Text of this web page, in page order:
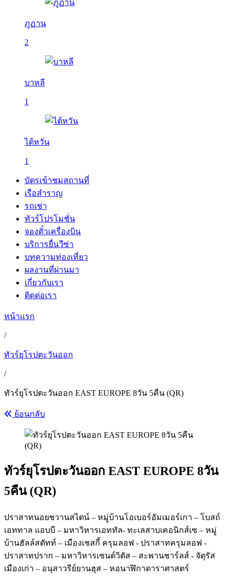
ภูฏาน
2
บาหลี
1
ไต้หวัน
1
บัตรเข้าชมสถานที่
เรือสำราญ
รถเช่า
ทัวร์โปรโมชั่น
จองตั๋วเครื่องบิน
บริการยื่นวีซ่า
บทความท่องเที่ยว
ผลงานที่ผ่านมา
เกี่ยวกับเรา
ติดต่อเรา
หน้าแรก
/
ทัวร์ยุโรปตะวันออก
/
ทัวร์ยุโรปตะวันออก EAST EUROPE 8วัน 5คืน (QR)
ย้อนกลับ
ทัวร์ยุโรปตะวันออก EAST EUROPE 8วัน
5คืน (QR)
ปราสาทนอยชวานสไตน์ – หมู่บ้านโอเบอร์อัมเมอร์เกา – โบสถ์
เอททาล แอบบี – มหาวิหารเอททัล- ทะเลสาบเคอนิกส์เซ – หมู่
บ้านฮัลล์สตัทท์ – เมืองเชสกี้ ครุมลอฟ - ปราสาทครุมลอฟ -
ปราสาทปราก – มหาวิหารเซนต์วิตัส – สะพานชาร์ลส์ - จัตุรัส
เมืองเก่า – อนุสาวรีย์ยานฮุส – หอนาฬิกาดาราศาสตร์